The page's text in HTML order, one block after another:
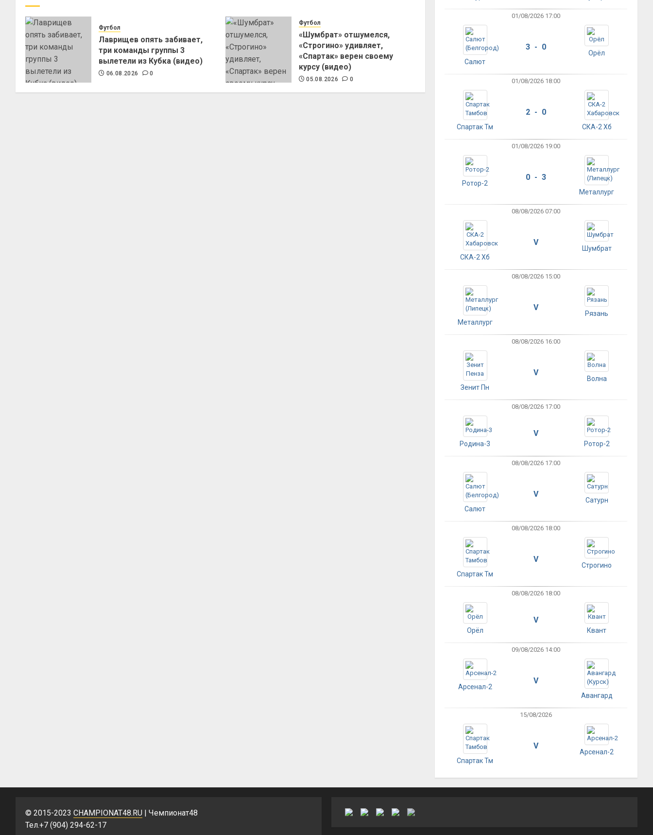
Футбол
Лаврищев опять забивает,
три команды группы 3
вылетели из Кубка (видео)
06.08.2026 0
Футбол
«Шумбрат» отшумелся,
«Строгино» удивляет,
«Спартак» верен своему
курсу (видео)
05.08.2026 0
01/08/2026 17:00
Салют
3 - 0
Орёл
01/08/2026 18:00
Спартак Тм
2 - 0
СКА-2 Хб
01/08/2026 19:00
Ротор-2
0 - 3
Металлург
08/08/2026 07:00
СКА-2 Хб
V
Шумбрат
08/08/2026 15:00
Металлург
V
Рязань
08/08/2026 16:00
Зенит Пн
V
Волна
08/08/2026 17:00
Родина-3
V
Ротор-2
08/08/2026 17:00
Салют
V
Сатурн
08/08/2026 18:00
Спартак Тм
V
Строгино
08/08/2026 18:00
Орёл
V
Квант
09/08/2026 14:00
Арсенал-2
V
Авангард
15/08/2026
Спартак Тм
V
Арсенал-2
© 2015-2023 CHAMPIONAT48.RU | Чемпионат48
Тел.+7 (904) 294-62-17